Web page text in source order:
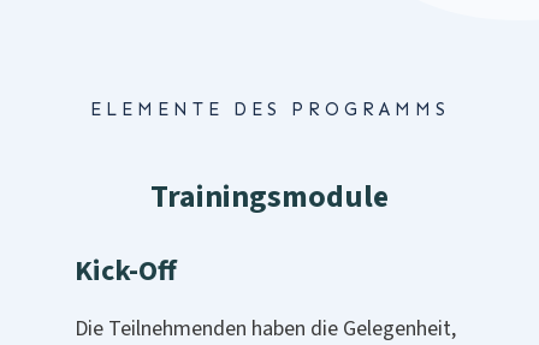
ELEMENTE DES PROGRAMMS
Trainingsmodule
Kick-Off
Die Teilnehmenden haben die Gelegenheit,